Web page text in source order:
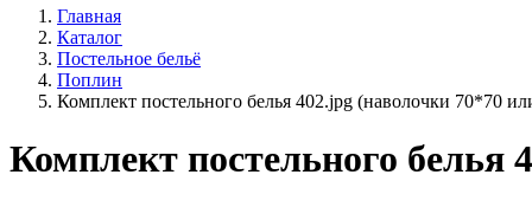
Главная
Каталог
Постельное бельё
Поплин
Комплект постельного белья 402.jpg (наволочки 70*70
Комплект постельного